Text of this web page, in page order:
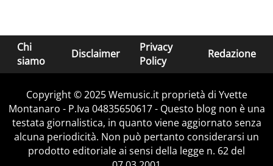
Chi
siamo
Disclaimer
Privacy
Policy
Redazione
Copyright © 2025 Wemusic.it proprietà di Yvette
Montanaro - P.Iva 04835650617 - Questo blog non è una
testata giornalistica, in quanto viene aggiornato senza
alcuna periodicità. Non può pertanto considerarsi un
prodotto editoriale ai sensi della legge n. 62 del